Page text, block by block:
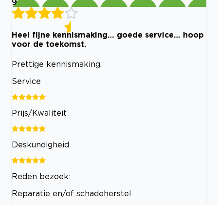
9
Heel fijne kennismaking… goede service… hoop
voor de toekomst.
Prettige kennismaking.
Service
Prijs/Kwaliteit
Deskundigheid
Reden bezoek:
Reparatie en/of schadeherstel